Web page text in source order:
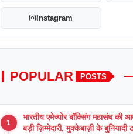
Instagram
POPULAR POSTS
1
भारतीय एमेच्योर बॉक्सिंग महासंघ की
बड़ी ज़िम्मेदारी, मुक्केबाज़ी के